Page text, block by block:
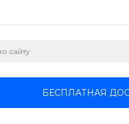
БЕСПЛАТНАЯ